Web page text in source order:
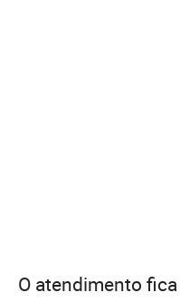
O atendimento